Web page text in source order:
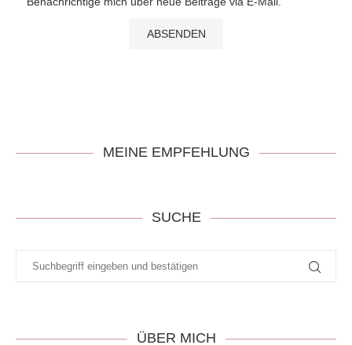
MEINE EMPFEHLUNG
SUCHE
ÜBER MICH